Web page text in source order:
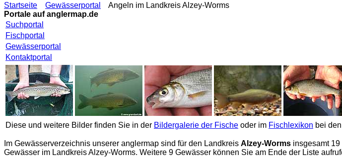
Startseite Gewässerportal
Angeln im Landkreis Alzey-Worms
Portale aufanglermap.de
Suchportal
Fischportal
Gewässerportal
Kontaktportal
Diese und weitere Bilder finden Sie in der Bildergalerie der Fische oder im Fischlexikon bei
Im Gewässerverzeichnis unserer anglermap sind für den Landkreis Alzey-Worms insgesamt
Gewässer im Landkreis Alzey-Worms. Weitere 9 Gewässer können Sie am Ende der Liste